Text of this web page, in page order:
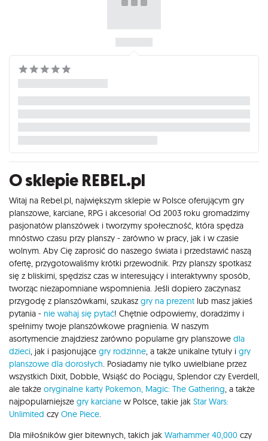
O sklepie REBEL.pl
Witaj na Rebel.pl, największym sklepie w Polsce oferującym gry
planszowe, karciane, RPG i akcesoria! Od 2003 roku gromadzimy
pasjonatów planszówek i tworzymy społeczność, która spędza
mnóstwo czasu przy planszy - zarówno w pracy, jak i w czasie
wolnym. Aby Cię zaprosić do naszego świata i przedstawić naszą
ofertę, przygotowaliśmy krótki przewodnik. Przy planszy spotkasz
się z bliskimi, spędzisz czas w interesujący i interaktywny sposób,
tworząc niezapomniane wspomnienia. Jeśli dopiero zaczynasz
przygodę z planszówkami, szukasz gry na prezent lub masz jakieś
pytania - nie wahaj się pytać! Chętnie odpowiemy, doradzimy i
spełnimy twoje planszówkowe pragnienia. W naszym
asortymencie znajdziesz zarówno popularne gry planszowe dla
dzieci, jak i pasjonujące gry rodzinne, a także unikalne tytuły i gry
planszowe dla dorosłych. Posiadamy nie tylko uwielbiane przez
wszystkich Dixit, Dobble, Wsiąść do Pociągu, Splendor czy Everdell,
ale także oryginalne karty Pokemon, Magic: The Gathering, a także
najpopularniejsze gry karciane w Polsce, takie jak Star Wars:
Unlimited czy One Piece.
Dla miłośników gier bitewnych, takich jak Warhammer 40,000 czy